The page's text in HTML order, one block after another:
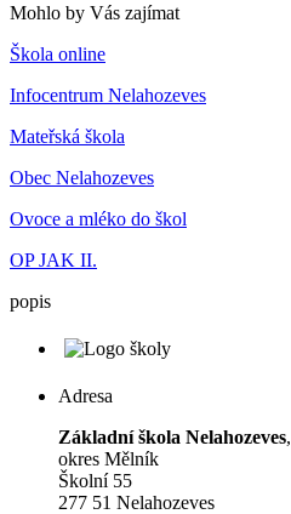
Mohlo by Vás zajímat
Škola online
Infocentrum Nelahozeves
Mateřská škola
Obec Nelahozeves
Ovoce a mléko do škol
OP JAK II.
popis
Adresa
Základní škola Nelahozeves,
okres Mělník
Školní 55
277 51 Nelahozeves